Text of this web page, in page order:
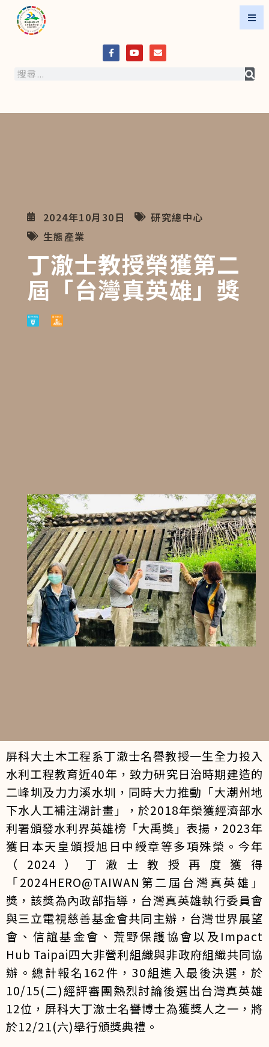
2024年10月30日
研究總中心
生態產業
丁澈士教授榮獲第二
屆「台灣真英雄」獎
屏科大土木工程系丁澈士名譽教授一生全力投入
水利工程教育近40年，致力研究日治時期建造的
二峰圳及力力溪水圳，同時大力推動「大潮州地
下水人工補注湖計畫」，於2018年榮獲經濟部水
利署頒發水利界英雄榜「大禹獎」表揚，2023年
獲日本天皇頒授旭日中綬章等多項殊榮。今年
（2024）丁澈士教授再度獲得
「2024HERO@TAIWAN第二屆台灣真英雄」
獎，該獎為內政部指導，台灣真英雄執行委員會
與三立電視慈善基金會共同主辦，台灣世界展望
會、信誼基金會、荒野保護協會以及Impact
Hub Taipai四大非營利組織與非政府組織共同協
辦。總計報名162件，30組進入最後決選，於
10/15(二)經評審團熱烈討論後選出台灣真英雄
12位，屏科大丁澈士名譽博士為獲獎人之一，將
於12/21(六)舉行頒獎典禮。